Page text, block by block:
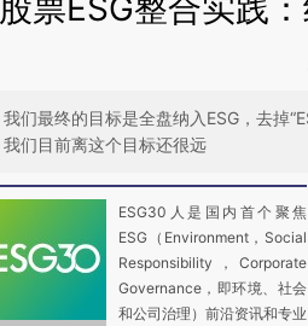
股票ESG整合实践
我们最终的目标是全盘纳入ESG，去掉
我们目前离这个目标还很远
ESG30人是国内首个聚焦
ESG（Environment，Social
Responsibility，Corporate
Governance，即环境、社会
和公司治理）前沿资讯和专业